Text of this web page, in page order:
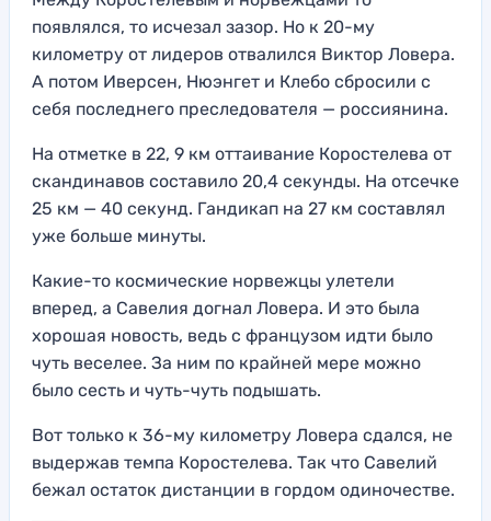
появлялся, то исчезал зазор. Но к 20-му
километру от лидеров отвалился Виктор Ловера.
А потом Иверсен, Нюэнгет и Клебо сбросили с
себя последнего преследователя — россиянина.
На отметке в 22, 9 км оттаивание Коростелева от
скандинавов составило 20,4 секунды. На отсечке
25 км — 40 секунд. Гандикап на 27 км составлял
уже больше минуты.
Какие-то космические норвежцы улетели
вперед, а Савелия догнал Ловера. И это была
хорошая новость, ведь с французом идти было
чуть веселее. За ним по крайней мере можно
было сесть и чуть-чуть подышать.
Вот только к 36-му километру Ловера сдался, не
выдержав темпа Коростелева. Так что Савелий
бежал остаток дистанции в гордом одиночестве.